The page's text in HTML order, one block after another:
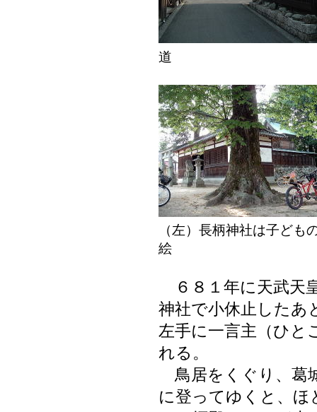
道
（左）長柄神社は子ど
絵
６８１年に天武天
神社で小休止したあ
左手に一言主（ひと
れる。
鳥居をくぐり、葛
に登ってゆくと、ほ